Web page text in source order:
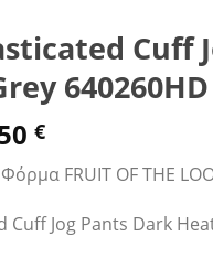
Cuff
640260HD
€.
€Η
τρέχουσα
τιμή
είναι:
12,50 €.
FRUIT OF THE
Cuff Jog Pants Dark